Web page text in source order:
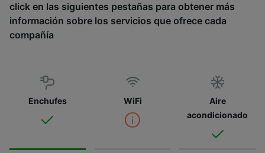
click en las siguientes pestañas para obtener más
información sobre los servicios que ofrece cada
compañía
Enchufes WiFi
Aire
acondicionado